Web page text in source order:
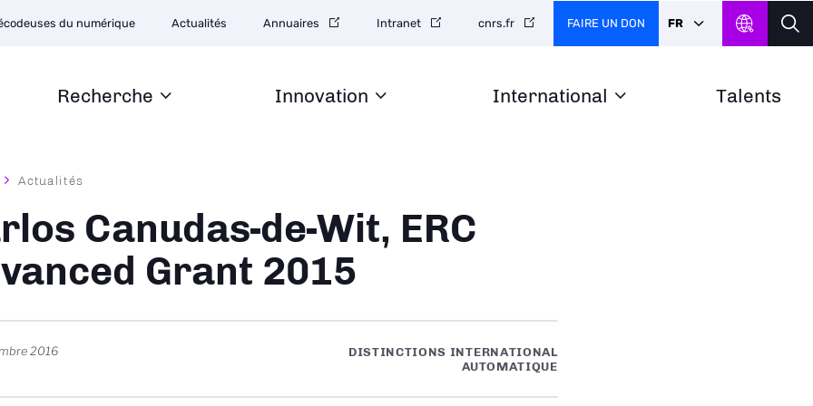
Recherche Innovation International Talents
du numérique Actualités Annuaires Intranet cnrs.fr FAIRE UN DON FR
Actualités
Canudas-de-Wit, ERC
Grant 2015
2016
DISTINCTIONS INTERNATIONAL
AUTOMATIQUE